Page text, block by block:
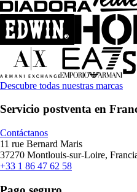
Descubre todas nuestras marcas
Servicio postventa en
Contáctanos
11 rue Bernard Maris
37270 Montlouis-sur-Loire,
+33 1 86 47 62 58